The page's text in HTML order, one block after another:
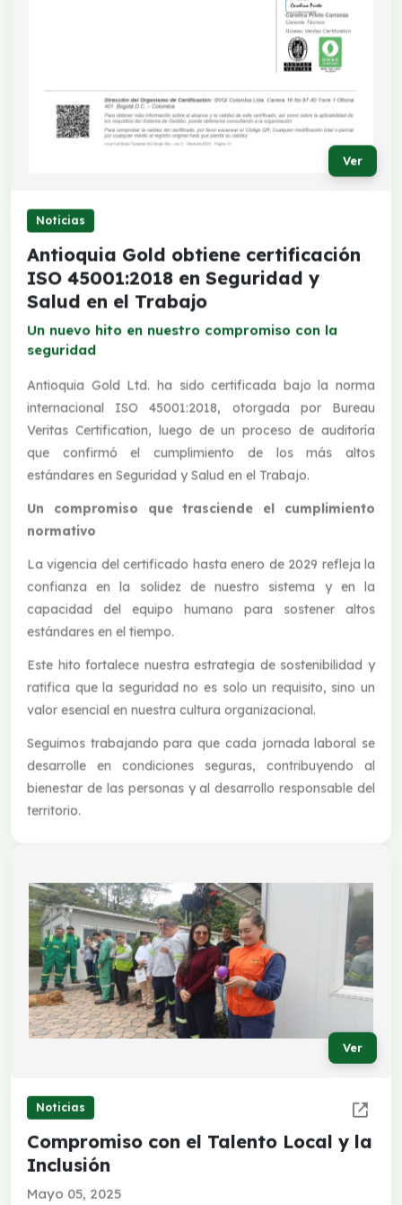
Ver
Noticias
Antioquia Gold obtiene certificación
ISO 45001:2018 en Seguridad y
Salud en el Trabajo
Un nuevo hito en nuestro compromiso con la
seguridad
Antioquia Gold Ltd. ha sido certificada bajo la norma
internacional ISO 45001:2018, otorgada por Bureau
Veritas Certification, luego de un proceso de auditoría
que confirmó el cumplimiento de los más altos
estándares en Seguridad y Salud en el Trabajo.
Un compromiso que trasciende el cumplimiento
normativo
La vigencia del certificado hasta enero de 2029 refleja la
confianza en la solidez de nuestro sistema y en la
capacidad del equipo humano para sostener altos
estándares en el tiempo.
Este hito fortalece nuestra estrategia de sostenibilidad y
ratifica que la seguridad no es solo un requisito, sino un
valor esencial en nuestra cultura organizacional.
Seguimos trabajando para que cada jornada laboral se
desarrolle en condiciones seguras, contribuyendo al
bienestar de las personas y al desarrollo responsable del
territorio.
Ver
Noticias
Compromiso con el Talento Local y la
Inclusión
Mayo 05, 2025